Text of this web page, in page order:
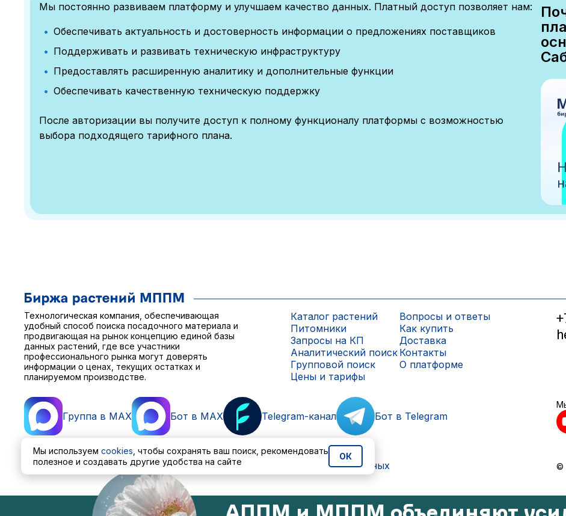
Мы постоянно развиваем платформу и улучшаем качество данных. Платный доступ позволяет нам:
Обеспечивать актуальность и достоверность информации о предложениях поставщиков
Поддерживать и развивать техническую инфраструктуру
Предоставлять расширенную аналитику и дополнительные функции
Обеспечивать качественную техническую поддержку
После авторизации вы получите доступ к полному функционалу платформы с возможностью
выбора подходящего тарифного плана.
Технологическая компания, обеспечивающая
удобный способ поиска посадочного материала и
продвигающая на рынок концепцию единой базы
данных растений, где все участники
профессионального рынка могут доверять
информации о ценах, текущих остатках и
планируемом производстве.
Каталог растений
Питомники
Запросы на КП
Аналитический поиск
Групповой поиск
Цены и тарифы
Вопросы и ответы
Как купить
Доставка
Контакты
О платформе
Группа в MAX Бот в MAX Telegram-канал Бот в Telegram
Пользовательское соглашениеПолитика обработки персональных данных ©
Мы используем cookies , чтобы сохранять ваш поиск, рекомендовать
полезное и создавать другие удобства на сайте
ОК